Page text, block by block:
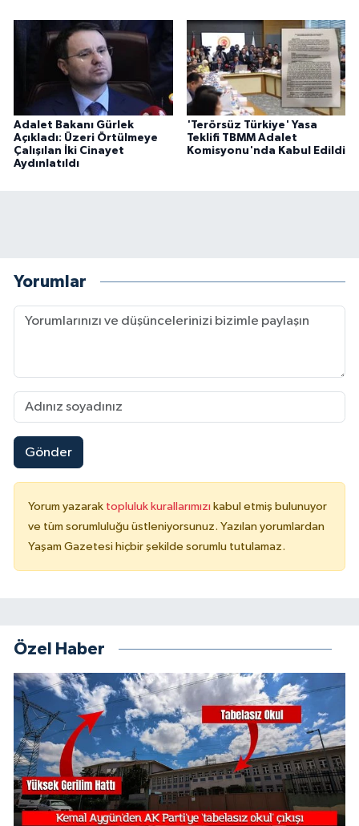
Adalet Bakanı Gürlek
Açıkladı: Üzeri Örtülmeye
Çalışılan İki Cinayet
Aydınlatıldı
'Terörsüz Türkiye' Yasa
Teklifi TBMM Adalet
Komisyonu'nda Kabul Edildi
Yorumlar
Gönder
Yorum yazarak topluluk kurallarımızı kabul etmiş bulunuyor
ve tüm sorumluluğu üstleniyorsunuz. Yazılan yorumlardan
Yaşam Gazetesi hiçbir şekilde sorumlu tutulamaz.
Özel Haber